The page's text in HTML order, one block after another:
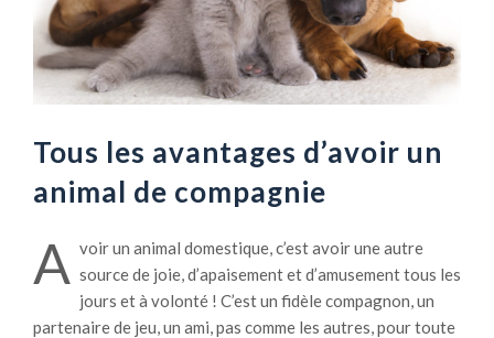
Tous les avantages d’avoir un
animal de compagnie
A voir un animal domestique, c’est avoir une autre
source de joie, d’apaisement et d’amusement tous les
jours et à volonté ! C’est un fidèle compagnon, un
partenaire de jeu, un ami, pas comme les autres, pour toute